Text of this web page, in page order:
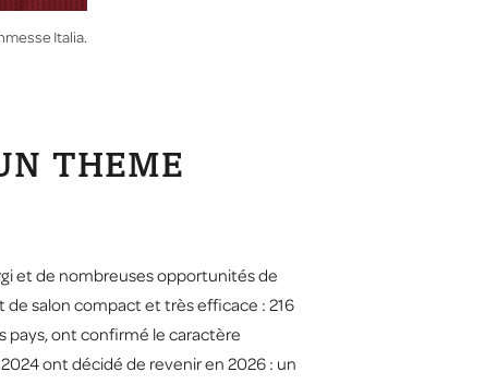
Italia.
THEME
et de nombreuses opportunités de
salon compact et très efficace : 216
pays, ont confirmé le caractère
ont décidé de revenir en 2026 : un